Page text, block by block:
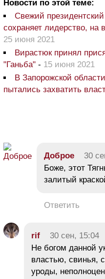
Новости по этой теме:
Свежий
сохраняет лидерство,
25 июня 2021
Вирастюк принял
"Ганьба" - 15 июня 2021
В Запорожской
пытались захватить
Доброе 30
Боже, этот
залитый
Ответить
rif 30 сен, 15:04
Не богом данной
властью, свинья,
уроды,